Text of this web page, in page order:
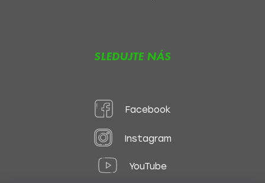
SLEDUJTE NÁS
Facebook
Instagram
YouTube